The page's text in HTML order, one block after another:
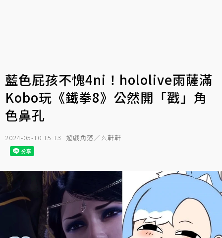
藍色屁孩不愧4ni！hololive雨薩滿
Kobo玩《鐵拳8》公然開「戳」角
色鼻孔
2024-05-10 15:13 遊戲角落／玄軒軒